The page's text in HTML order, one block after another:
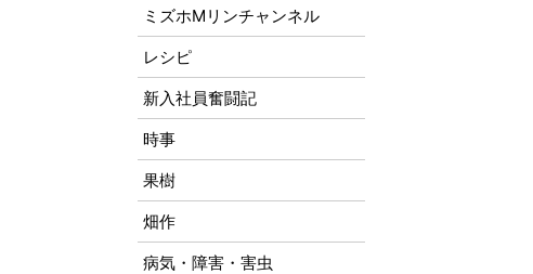
ミズホMリンチャンネル
レシピ
新入社員奮闘記
時事
果樹
畑作
病気・障害・害虫